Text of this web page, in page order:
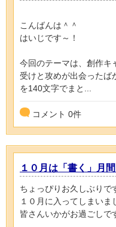
こんばんは＾＾
はいじです～！
今回のテーマは、創作キ
受けと攻めが出会ったば
を140文字でまと...
コメント 0件
１０月は「書く」月間
ちょっぴりお久しぶりで
１０月に入ってしまいま
皆さんいかがお過ごしで